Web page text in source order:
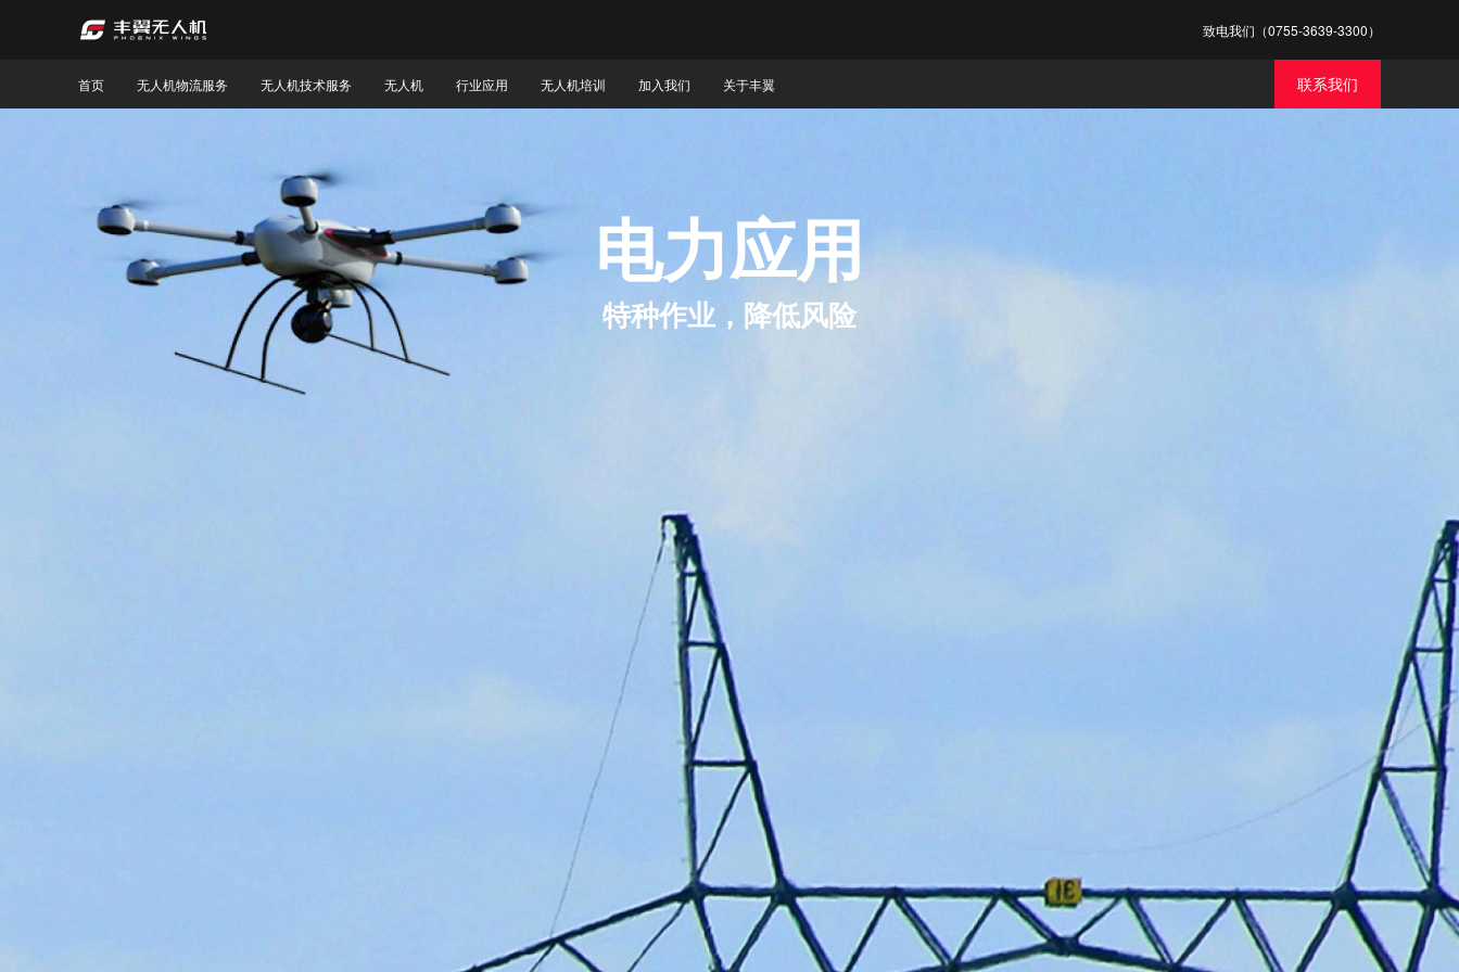
致电我们（0755-3639-3300）
首页 无人机物流服务 无人机技术服务 无人机 行业应用 无人机培训 加入我们 关于丰翼 联系我们
电力应用
特种作业，降低风险